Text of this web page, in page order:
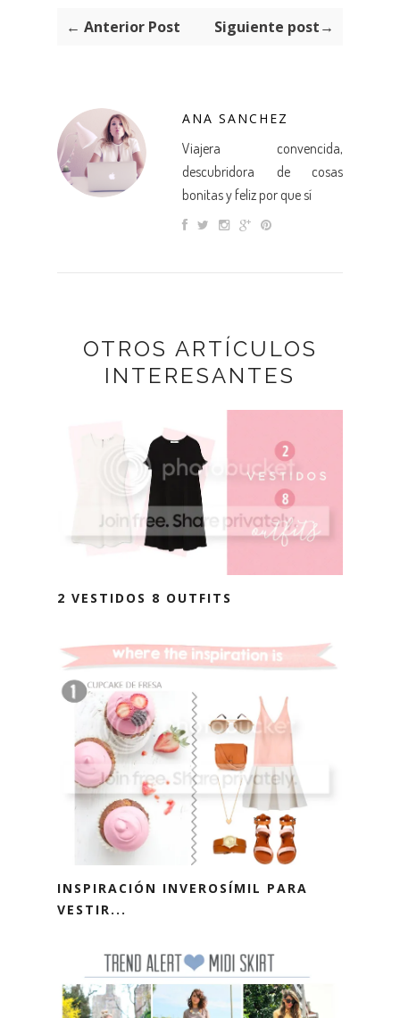
← Anterior Post Siguiente post→
ANA SANCHEZ
Viajera convencida,
descubridora de cosas
bonitas y feliz por que sí
OTROS ARTÍCULOS
INTERESANTES
2 VESTIDOS 8 OUTFITS
INSPIRACIÓN INVEROSÍMIL PARA
VESTIR...